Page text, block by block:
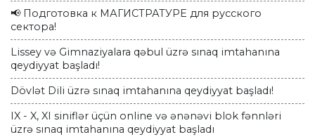
📢 Подготовка к МАГИСТРАТУРЕ для русского
сектора!
Lissey və Gimnaziyalara qəbul üzrə sınaq imtahanına
qeydiyyat başladı!
Dövlət Dili üzrə sınaq imtahanına qeydiyyat başladı!
IX - X, XI siniflər üçün online və ənənəvi blok fənnləri
üzrə sınaq imtahanına qeydiyyat başladı